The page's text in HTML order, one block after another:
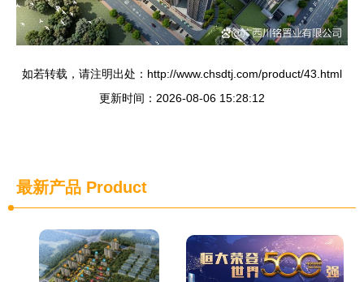
如若转载，请注明出处：http://www.chsdtj.com/product/43.html
更新时间：2026-08-06 15:28:12
最新产品 Product